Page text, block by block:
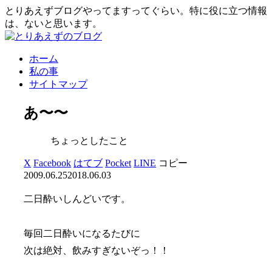
とりあえずブログやってますってぐらい。特に役に立つ情報
は、ないと思います。
ホーム
私の事
サイトマップ
あ〜〜
ちょっとしたこと
X Facebook はてブ Pocket LINE コピー
2009.06.252018.06.03
二日酔いしんどいです。
毎回二日酔いになるたびに
次は絶対、飲みすぎないぞっ！！